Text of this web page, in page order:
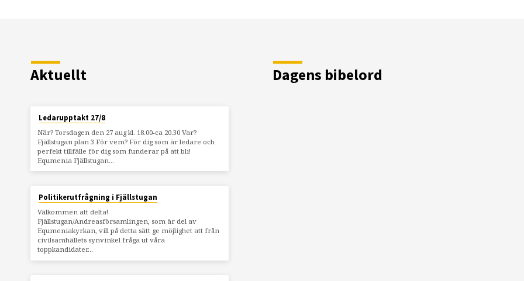
Aktuellt
Ledarupptakt 27/8
När? Torsdagen den 27 aug kl. 18.00-ca 20.30 Var?
Fjällstugan plan 3 För vem? För dig som är ledare och
perfekt tillfälle för dig som funderar på att bli!
Equmenia Fjällstugan…
Politikerutfrågning i Fjällstugan
Välkommen att delta!
Fjällstugan/Andreasförsamlingen, som är del av
Equmeniakyrkan, vill på detta sätt ge möjlighet att från
civilsamhällets synvinkel fråga ut våra
toppkandidater…
Dagens bibelord